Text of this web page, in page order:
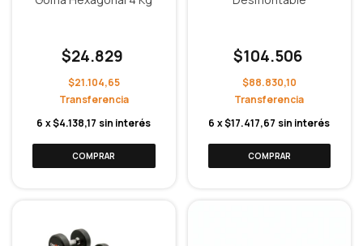
$24.829
$21.104,65
6 x$4.138,17 sin interés
$104.506
$88.830,10
6 x$17.417,67 sin interés